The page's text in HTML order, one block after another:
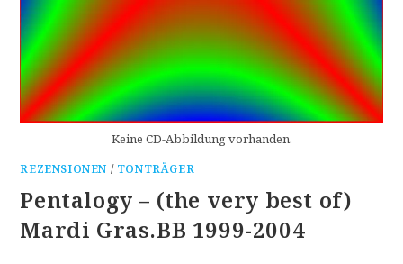
Keine CD-Abbildung vorhanden.
REZENSIONEN / TONTRÄGER
Pentalogy – (the very best of)
Mardi Gras.BB 1999-2004